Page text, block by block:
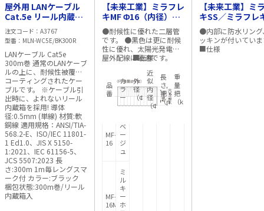
屋外用 LANケーブル
Cat.5e リール内蔵箱
入 300m巻
注文コード
A3767
型番
MLN-WC5E/BK300R
LANケーブル Cat5e
300m巻 通常のLANケーブ
ルの上に、耐候性被覆で
コーティングされたケー
ブルです。 ※ケーブル引
出時に、よれないリール
内蔵箱を採用! 導体
径:0.5mm (単線) 材質:軟
銅線 適用規格：ANSI/TIA-
568.2-E、ISO/IEC 11801-
1 Ed1.0、JIS X 5150-
1:2021、IEC 61156-5、
JCS 5507:2023 長
さ:300m 1m毎レングスマ
ーク付 カラー:ブラック
梱包状態:300m巻/リール
内蔵箱入
【未来工業】ミラフレ
キMF Φ16（内径）PF
複層波付管 50m（ベ
ージュ） MF-16
●耐候性に優れた二層管
です。 ●黒色は更に耐候
性に優れ、太陽光発電の
屋外配線に最適です。
■仕様
品
番
カ
ラ
ー
外
径
（ΦD）
近
似
内
径
（Φd）
長
さ
把
（m）
重
量
把
（kg）
MF-
16
ベ
ー
ジ
ュ
MF-
16M
ミ
ル
キ
ー
ホ
【未来工業】ミ
キSS／ミラフレ
PF管16用コネク
（ワンタッチ防
（黒） FPK-
●内部に防水リング
ッキンが付いてい
■仕様